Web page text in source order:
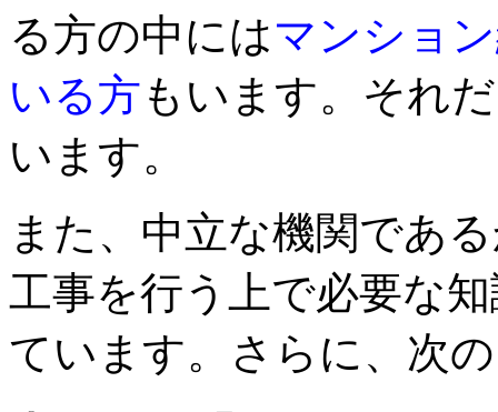
る方の中にはマンショ
いる方もいます。それ
います。
また、中立な機関であ
工事を行う上で必要な
ています。さらに、次